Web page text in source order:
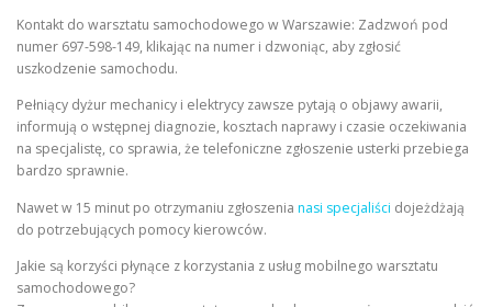
Kontakt do warsztatu samochodowego w Warszawie: Zadzwoń pod
numer 697-598-149, klikając na numer i dzwoniąc, aby zgłosić
uszkodzenie samochodu.
Pełniący dyżur mechanicy i elektrycy zawsze pytają o objawy awarii,
informują o wstępnej diagnozie, kosztach naprawy i czasie oczekiwania
na specjalistę, co sprawia, że telefoniczne zgłoszenie usterki przebiega
bardzo sprawnie.
Nawet w 15 minut po otrzymaniu zgłoszenia nasi specjaliści dojeżdżają
do potrzebujących pomocy kierowców.
Jakie są korzyści płynące z korzystania z usług mobilnego warsztatu
samochodowego?